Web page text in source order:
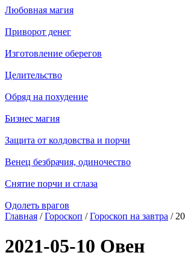
Любовная магия
Приворот денег
Изготовление оберегов
Целительство
Обряд на похудение
Бизнес магия
Защита от колдовства и порчи
Венец безбрачия, одиночество
Снятие порчи и сглаза
Одолеть врагов
Главная /Гороскоп /Гороскоп на завтра /
2021-05-10 Овен